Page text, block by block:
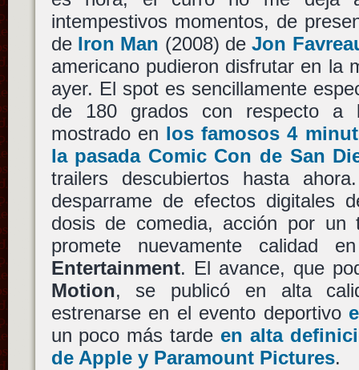
intempestivos momentos, de
de Iron Man (2008) deJon
americano pudieron disfrutar en la
ayer. El spot es sencillamente
de 180 grados con respecto
mostrado en los famosos 4
la pasada Comic Con de San
trailers descubiertos hasta
desparrame de efectos digitales
dosis de comedia, acción por
promete nuevamente
Entertainment. El avance, que
Motion, se publicó en alta
estrenarse en el evento deportivo
un poco más tarde en alta
de Apple y Paramount Pictures.